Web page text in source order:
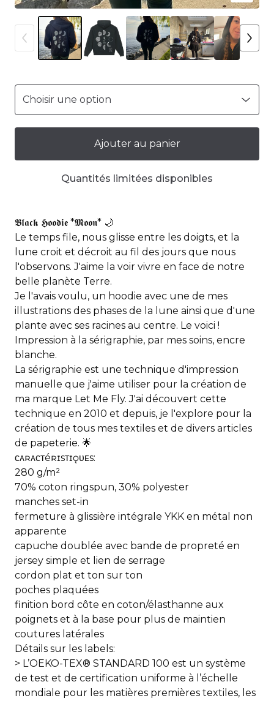
Ajouter au panier
Quantités limitées disponibles
𝕭𝖑𝖆𝖈𝖐 𝕳𝖔𝖔𝖉𝖎𝖊 *𝕸𝖔𝖔𝖓* 🌙
Le temps file, nous glisse entre les doigts, et la
lune croit et décroit au fil des jours que nous
l'observons. J'aime la voir vivre en face de notre
belle planète Terre.
Je l'avais voulu, un hoodie avec une de mes
illustrations des phases de la lune ainsi que d'une
plante avec ses racines au centre. Le voici !
Impression à la sérigraphie, par mes soins, encre
blanche.
La sérigraphie est une technique d'impression
manuelle que j'aime utiliser pour la création de
ma marque Let Me Fly. J'ai découvert cette
technique en 2010 et depuis, je l'explore pour la
création de tous mes textiles et de divers articles
de papeterie. 🌟
ᴄᴀʀᴀᴄᴛéʀɪsᴛɪǫᴜᴇs:
280 g/m²
70% coton ringspun, 30% polyester
manches set-in
fermeture à glissière intégrale YKK en métal non
apparente
capuche doublée avec bande de propreté en
jersey simple et lien de serrage
cordon plat et ton sur ton
poches plaquées
finition bord côte en coton/élasthanne aux
poignets et à la base pour plus de maintien
coutures latérales
Détails sur les labels:
> L’OEKO-TEX® STANDARD 100 est un système
de test et de certification uniforme à l’échelle
mondiale pour les matières premières textiles, les